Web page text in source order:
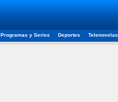
Programas y Series Deportes Telenovelas